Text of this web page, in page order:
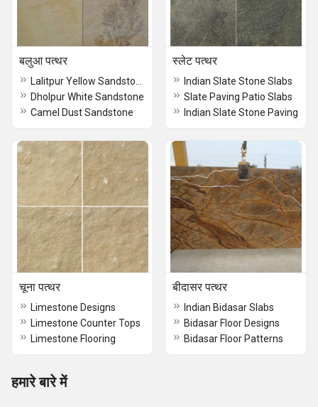
बलुआ पत्थर
Dholpur White Sandstone
Camel Dust Sandstone
स्लेट पत्थर
Indian Slate Stone Slabs
Slate Paving Patio Slabs
Indian Slate Stone Paving
चूना पत्थर
Limestone Designs
Limestone Counter Tops
Limestone Flooring
बीदासर पत्थर
Indian Bidasar Slabs
Bidasar Floor Designs
Bidasar Floor Patterns
हमारे बारे में